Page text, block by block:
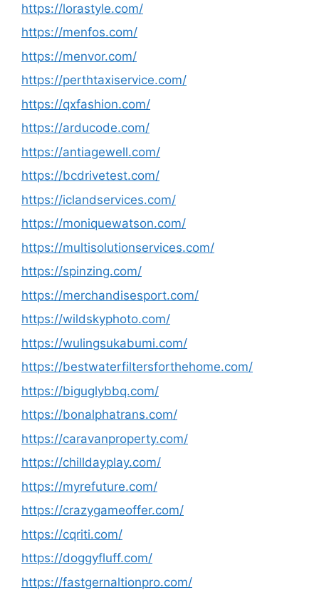
https://lorastyle.com/
https://menfos.com/
https://menvor.com/
https://perthtaxiservice.com/
https://qxfashion.com/
https://arducode.com/
https://antiagewell.com/
https://bcdrivetest.com/
https://iclandservices.com/
https://moniquewatson.com/
https://multisolutionservices.com/
https://spinzing.com/
https://merchandisesport.com/
https://wildskyphoto.com/
https://wulingsukabumi.com/
https://bestwaterfiltersforthehome.com/
https://biguglybbq.com/
https://bonalphatrans.com/
https://caravanproperty.com/
https://chilldayplay.com/
https://myrefuture.com/
https://crazygameoffer.com/
https://cqriti.com/
https://doggyfluff.com/
https://fastgernaltionpro.com/